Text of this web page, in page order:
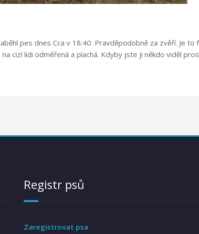
pes dnes Cca v 18:40. Pravděpodobně za zvěří. Je
cizí lidi odměřená a plachá. Kdyby jste ji někdo viděl
Registr psů
Zaregistrovat psa